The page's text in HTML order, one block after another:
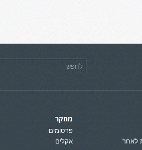
לאחר
מחקר
פרסומים
אקלים